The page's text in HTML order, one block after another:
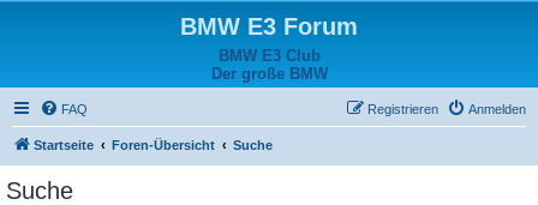
BMW E3 Forum
BMW E3 Club
Der große BMW
FAQ Anmelden
Registrieren
Startseite Foren-Übersicht Suche
Suche